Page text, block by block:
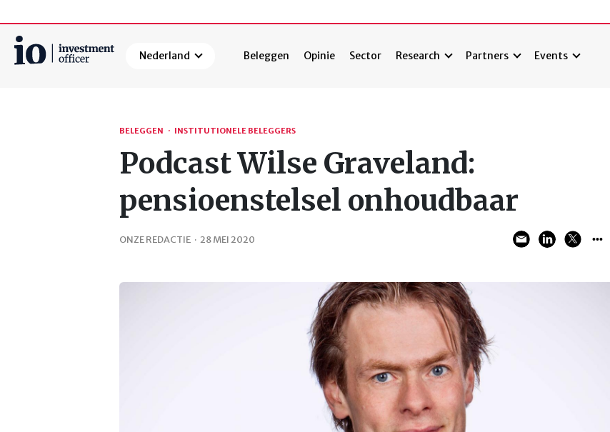
Nederland Beleggen Opinie Sector Research Partners Events
BELEGGEN · INSTITUTIONELE BELEGGERS
Podcast Wilse Graveland:
pensioenstelsel onhoudbaar
ONZE REDACTIE · 28 MEI 2020